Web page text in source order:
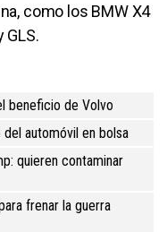
como los BMW X4
GLS.
beneficio de Volvo
automóvil en bolsa
quieren contaminar
frenar la guerra